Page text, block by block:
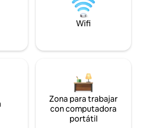
Wifi
Zona para trabajar
con computadora
portátil